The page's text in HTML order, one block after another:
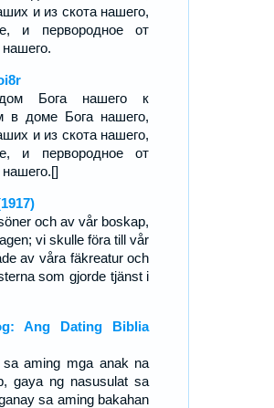
и из скота нашего,
и первородное от
нашего.
Бога нашего к
в доме Бога нашего,
и из скота нашего,
и первородное от
нашего.[]
och av vår boskap,
vi skulle föra till vår
av våra fäkreatur och
som gjorde tjänst i
Ang Dating Biblia
aming mga anak na
gaya ng nasusulat sa
sa aming bakahan